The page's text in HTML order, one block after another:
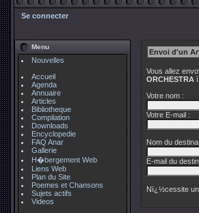
Se connecter
Menu
Nouvelles
Accueil
Agenda
Annuaire
Articles
Bibliotheque
Compilation
Downloads
Encyclopedie
FAQ Anar
Gallerie
H�bergement Web
Liens Web
Plan du Site
Poemes et Chansons
Sujets actifs
Videos
Envoi d'un
Vous allez
ORCHESTRA
Votre nom :
Votre E-mail :
Nom du
E-mail du
Nï¿½cessite